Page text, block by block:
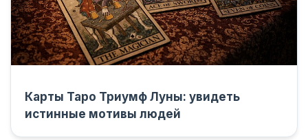
Карты Таро Триумф Луны: увидеть
истинные мотивы людей